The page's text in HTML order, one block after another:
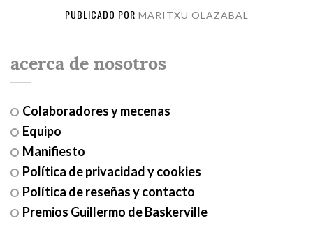
PUBLICADO POR MARITXU OLAZABAL
acerca de nosotros
Colaboradores y mecenas
Equipo
Manifiesto
Política de privacidad y cookies
Política de reseñas y contacto
Premios Guillermo de Baskerville